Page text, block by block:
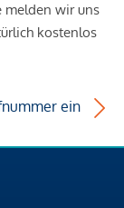
melden wir uns
kostenlos
ein